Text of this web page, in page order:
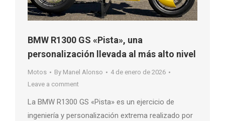
BMW R1300 GS «Pista», una
personalización llevada al más alto nivel
Motos By Manel Alonso
4 de enero de 2026
Leave a comment
La BMW R1300 GS «Pista» es un ejercicio de
ingeniería y personalización extrema realizado por